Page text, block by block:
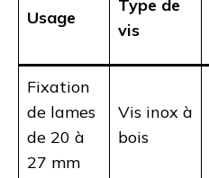
Usage
Type de
vis
Fixation
de lames
de 20 à
27 mm
Vis inox à
bois